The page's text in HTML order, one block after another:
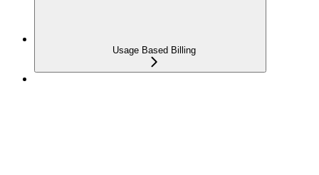
Usage Based Billing